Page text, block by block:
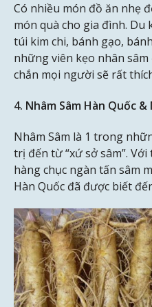
Có nhiều món đồ ăn nhẹ
món quà cho gia đình.
túi kim chi, bánh gạo,
những viên kẹo nhân
chắn mọi người sẽ rất
4. Nhâm Sâm Hàn Quốc &
Nhâm Sâm là 1 trong
trị đến từ “xứ sở sâm”.
hàng chục ngàn tấn sâm
Hàn Quốc đã được biết